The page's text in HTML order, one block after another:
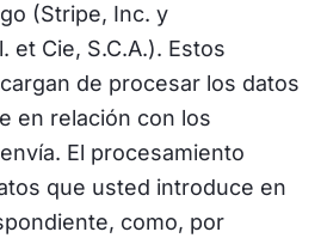
(Stripe, Inc. y
et Cie, S.C.A.). Estos
de procesar los datos
en relación con los
El procesamiento
que usted introduce en
como, por